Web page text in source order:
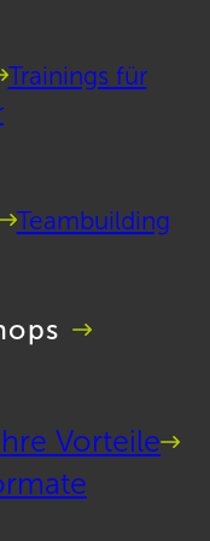
Trainings für
Teambuilding
Vorteile